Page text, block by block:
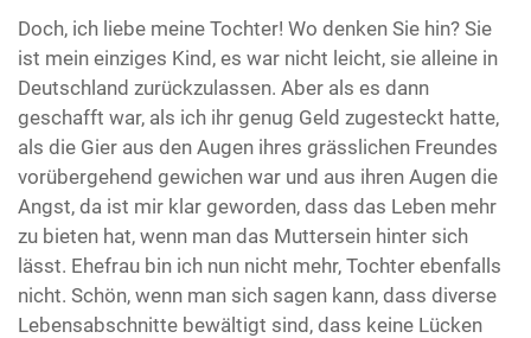
Doch, ich liebe meine Tochter! Wo denken Sie hin? Sie
ist mein einziges Kind, es war nicht leicht, sie alleine in
Deutschland zurückzulassen. Aber als es dann
geschafft war, als ich ihr genug Geld zugesteckt hatte,
als die Gier aus den Augen ihres grässlichen Freundes
vorübergehend gewichen war und aus ihren Augen die
Angst, da ist mir klar geworden, dass das Leben mehr
zu bieten hat, wenn man das Muttersein hinter sich
lässt. Ehefrau bin ich nun nicht mehr, Tochter ebenfalls
nicht. Schön, wenn man sich sagen kann, dass diverse
Lebensabschnitte bewältigt sind, dass keine Lücken